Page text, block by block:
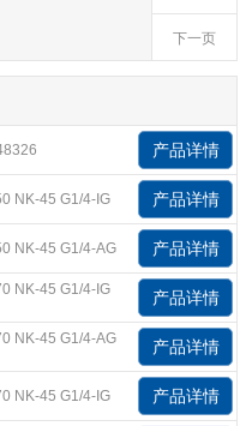
下一页
产品详情
NK-45 G1/4-IG 产品详情
NK-45 G1/4-AG 产品详情
NK-45 G1/4-IG
产品详情
NK-45 G1/4-AG
产品详情
NK-45 G1/4-IG 产品详情